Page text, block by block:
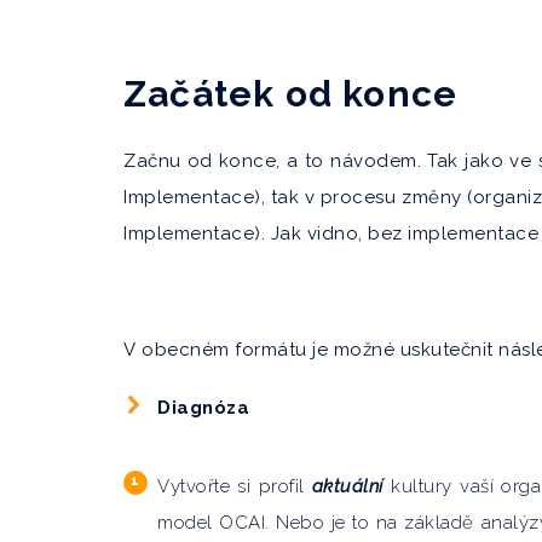
Začátek od konce
Začnu od konce, a to návodem. Tak jako
Implementace), tak v procesu změny
Implementace). Jak vidno, bez
V obecném formátu je možné uskutečnit
Diagnóza
Vytvořte si profil aktuálníkultury vaší
model OCAI. Nebo je to na základě